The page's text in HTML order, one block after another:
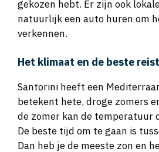
natuurlijk een auto huren om
verkennen.
betekent hete, droge zomers
de zomer kan de temperatuur
De beste tijd om te gaan is
Dan heb je de meeste zon en